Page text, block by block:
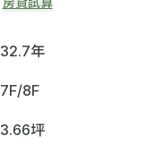
32.7年
7F/8F
3.66坪